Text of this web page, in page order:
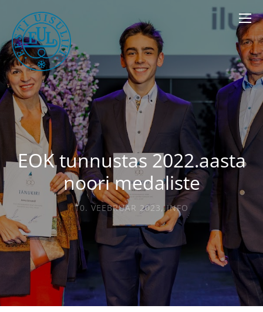
EOK tunnustas 2022.aasta
noori medaliste
10. VEEBRUAR 2023,INFO